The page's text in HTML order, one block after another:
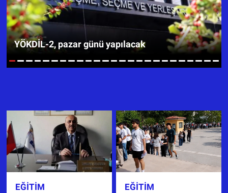
YÖKDİL-2, pazar günü yapılacak
EĞITIM EĞITIM
SPOR
RESMİ İLANLAR